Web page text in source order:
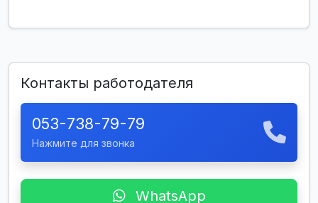
Контакты работодателя
053-738-79-79
Нажмите для звонка
WhatsApp